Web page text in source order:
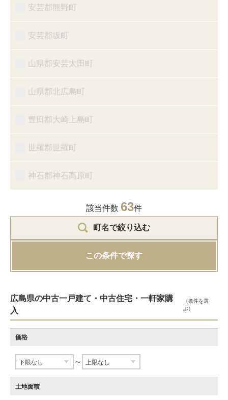
安芸郡熊野町
安芸郡坂町
山県郡安芸太田町
山県郡北広島町
豊田郡大崎上島町
世羅郡世羅町
神石郡神石高原町
該当件数 63件
町名で絞り込む
この条件で探す
広島県の中古一戸建て・中古住宅・一軒家購
入
（条件を選
ぶ）
価格
～
土地面積